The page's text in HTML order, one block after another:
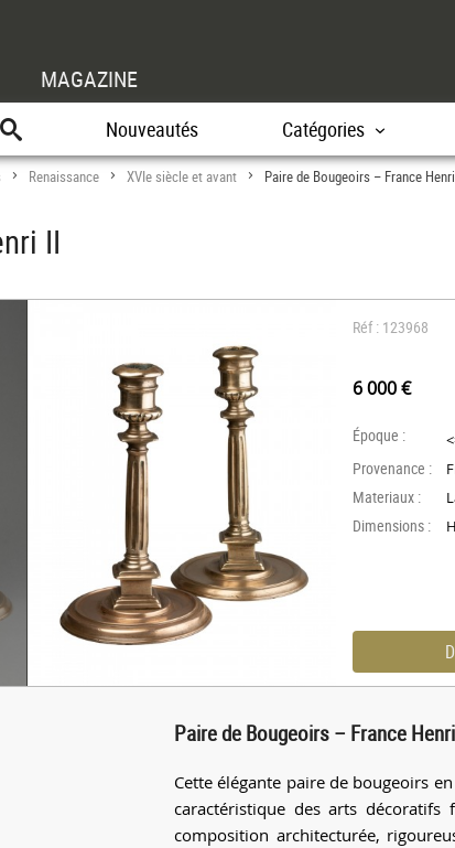
MAGAZINE
Nouveautés Catégories
> Renaissance > XVIe siècle et avant > Paire de Bougeoirs – France
II
Réf : 123968
6 000 €
Époque :
Provenance :
Materiaux :
Dimensions :
Paire de Bougeoirs – France
Cette élégante paire de bougeoirs
caractéristique des arts
composition architecturée,